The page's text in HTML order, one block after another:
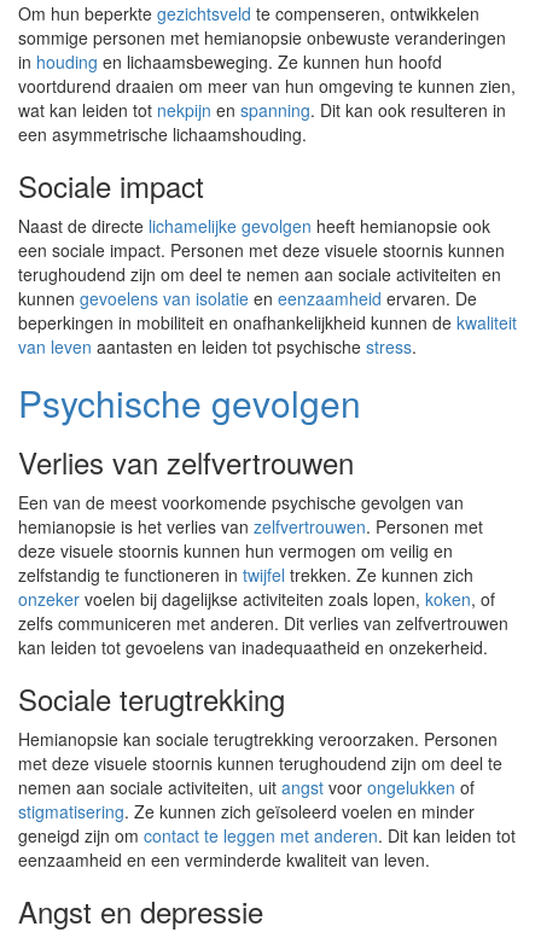
Om hun beperkte gezichtsveld te compenseren, ontwikkelen
sommige personen met hemianopsie onbewuste veranderingen
in houding en lichaamsbeweging. Ze kunnen hun hoofd
voortdurend draaien om meer van hun omgeving te kunnen zien,
wat kan leiden tot nekpijn en spanning. Dit kan ook resulteren in
een asymmetrische lichaamshouding.
Sociale impact
Naast de directe lichamelijke gevolgen heeft hemianopsie ook
een sociale impact. Personen met deze visuele stoornis kunnen
terughoudend zijn om deel te nemen aan sociale activiteiten en
kunnen gevoelens van isolatie en eenzaamheid ervaren. De
beperkingen in mobiliteit en onafhankelijkheid kunnen de kwaliteit
van leven aantasten en leiden tot psychische stress.
Psychische gevolgen
Verlies van zelfvertrouwen
Een van de meest voorkomende psychische gevolgen van
hemianopsie is het verlies van zelfvertrouwen. Personen met
deze visuele stoornis kunnen hun vermogen om veilig en
zelfstandig te functioneren in twijfel trekken. Ze kunnen zich
onzeker voelen bij dagelijkse activiteiten zoals lopen, koken, of
zelfs communiceren met anderen. Dit verlies van zelfvertrouwen
kan leiden tot gevoelens van inadequaatheid en onzekerheid.
Sociale terugtrekking
Hemianopsie kan sociale terugtrekking veroorzaken. Personen
met deze visuele stoornis kunnen terughoudend zijn om deel te
nemen aan sociale activiteiten, uit angst voor ongelukken of
stigmatisering. Ze kunnen zich geïsoleerd voelen en minder
geneigd zijn om contact te leggen met anderen. Dit kan leiden tot
eenzaamheid en een verminderde kwaliteit van leven.
Angst en depressie